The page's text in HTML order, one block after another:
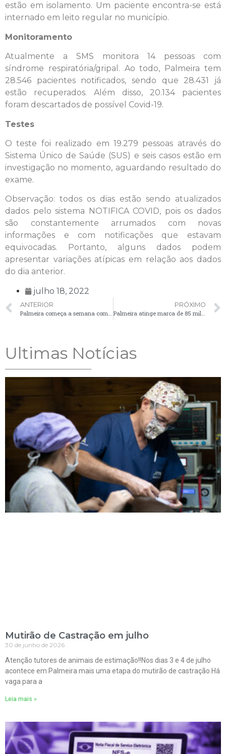
estão em isolamento. Um paciente encontra-se está
internado em leito regular no município.
Monitoramento
Atualmente a SMS monitora 14 pessoas com
síndrome respiratória/gripal. Ao todo, Palmeira tem
28.546 pacientes notificados, sendo que 28.431 já
estão recuperados. Além disso, 20.134 pacientes
foram descartados de possível Covid-19.
Testes
O teste foi realizado em 19.279 pessoas através do
Sistema Único de Saúde (SUS) e seis casos estão em
investigação no momento, aguardando resultado do
exame.
Observação: todos os dias estão sendo atualizados
dados pelo sistema NOTIFICA COVID, pois os dados
são constantemente arrumados com novas
informações e com notificações que estavam
equivocadas. Portanto, alguns dados podem
apresentar variações atípicas em relação aos dados
do dia anterior.
julho 18, 2022
ANTERIOR
PRÓXIMO
Ultimas Notícias
Mutirão de Castração em julho
30 de junho de 2026
Atenção tutores de animais de estimação!!Nos dias 3 e 4 de julho
acontece em Palmeira mais uma etapa do mutirão de castração.Há
vaga para a
Leia mais »